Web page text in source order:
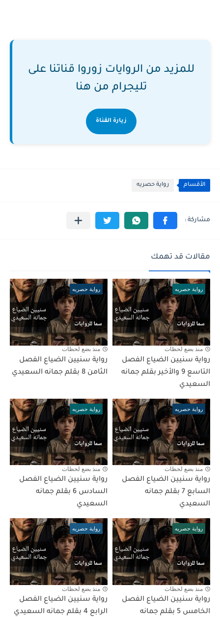
للمزيد من الروايات زوروا قناتنا على
تليجرام من هنا
زيارة القناة
الأقسام رواية حصريه
مقالات قد تهمك
رواية حصريه
منذ بضع لحظات
رواية سنيين الضياع الفصل
التاسع 9 والأخير بقلم جمانه
السعيدي
رواية حصريه
منذ بضع لحظات
رواية سنيين الضياع الفصل
الثامن 8 بقلم جمانه السعيدي
رواية حصريه
منذ بضع لحظات
رواية سنيين الضياع الفصل
السابع 7 بقلم جمانه
السعيدي
رواية حصريه
منذ بضع لحظات
رواية سنيين الضياع الفصل
السادس 6 بقلم جمانه
السعيدي
رواية حصريه
منذ بضع لحظات
رواية سنيين الضياع الفصل
الخامس 5 بقلم جمانه
رواية حصريه
منذ بضع لحظات
رواية سنيين الضياع الفصل
الرابع 4 بقلم جمانه السعيدي